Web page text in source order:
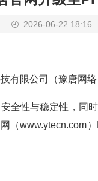
2026-06-22 18:16
有限公司（豫唐网络
全性与稳定性，同
（www.ytecn.com